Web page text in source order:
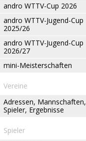
andro WTTV-Cup 2026
andro WTTV-Jugend-Cup
2025/26
andro WTTV-Jugend-Cup
2026/27
mini-Meisterschaften
Vereine
Adressen, Mannschaften,
Spieler, Ergebnisse
Spieler